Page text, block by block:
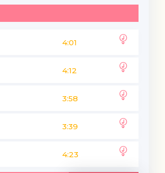
4:01
4:12
3:58
3:39
4:23